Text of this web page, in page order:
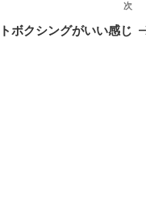
次
の
次
ボクシングがいい感じ